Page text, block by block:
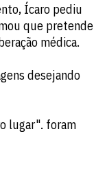
Ícaro pediu
que pretende
médica.
desejando
lugar". foram